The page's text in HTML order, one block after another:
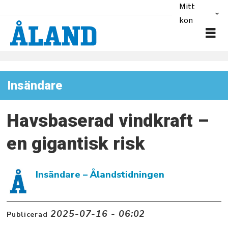
Mitt
konto
Insändare
Havsbaserad vindkraft –
en gigantisk risk
Insändare – Ålandstidningen
Publicerad
2025-07-16 - 06:02